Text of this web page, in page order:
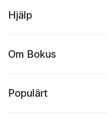
Hjälp
Om Bokus
Populärt